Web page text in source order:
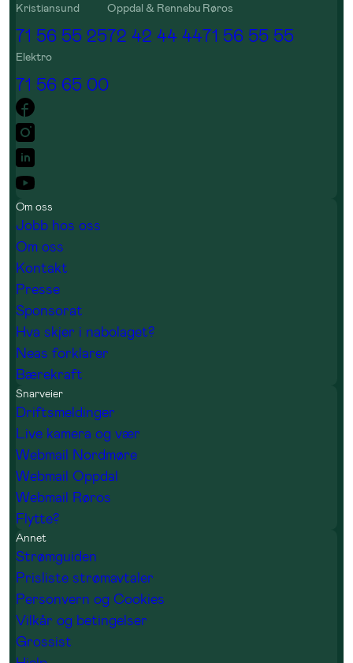
Kristiansund
71 56 55 25
Oppdal & Rennebu
72 42 44 44
Røros
71 56 55 55
Elektro
71 56 65 00
Om oss
Jobb hos oss
Om oss
Kontakt
Presse
Sponsorat
Hva skjer i nabolaget?
Neas forklarer
Bærekraft
Snarveier
Driftsmeldinger
Live kamera og vær
Webmail Nordmøre
Webmail Oppdal
Webmail Røros
Flytte?
Annet
Strømguiden
Prisliste strømavtaler
Personvern og Cookies
Vilkår og betingelser
Grossist